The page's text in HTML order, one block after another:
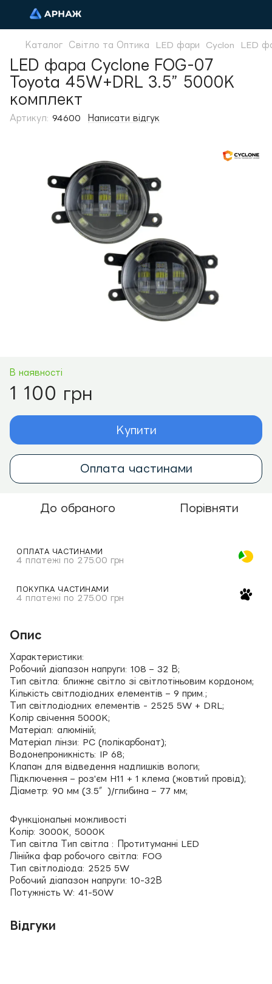
Каталог Світло та Оптика LED фари Cyclon LED
LED фара Cyclone FOG-07
Toyota 45W+DRL 3.5” 5000K
комплект
Артикул: 94600 Написати відгук
В наявності
1 100 грн
Купити
Оплата частинами
До обраного Порівняти
ОПЛАТА ЧАСТИНАМИ
4 платежі по 275.00 грн
ПОКУПКА ЧАСТИНАМИ
4 платежі по 275.00 грн
Опис
Характеристики:
Робочий діапазон напруги: 108 – 32 В;
Тип світла: ближнє світло зі світлотіньовим кордоном;
Кількість світлодіодних елементів – 9 прим.;
Тип світлодіодних елементів - 2525 5W + DRL;
Колір свічення 5000K;
Матеріал: алюміній;
Матеріал лінзи: PC (полікарбонат);
Водонепроникність: IP 68;
Клапан для відведення надлишків вологи;
Підключення – роз'єм H11 + 1 клема (жовтий провід);
Діаметр: 90 мм (3.5″)/глибина – 77 мм;
Функціональні можливості
Колір: 3000K, 5000K
Тип світла Тип світла : Протитуманні LED
Лінійка фар робочого світла: FOG
Тип світлодіода: 2525 5W
Робочий діапазон напруги: 10-32В
Потужність W: 41-50W
Відгуки